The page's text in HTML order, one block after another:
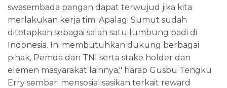
swasembada pangan dapat terwujud jika kita
merlakukan kerja tim. Apalagi Sumut sudah
ditetapkan sebagai salah satu lumbung padi di
Indonesia. Ini membutuhkan dukung berbagai
pihak, Pemda dan TNI serta stake holder dan
elemen masyarakat lainnya," harap Gusbu Tengku
Erry sembari mensosialisasikan terkait reward